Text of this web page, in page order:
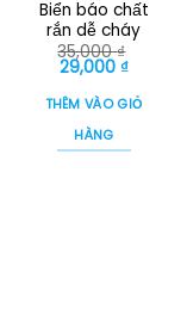
Biển báo chất
rắn dễ cháy
35,000₫
Giá
gốc
là:
35,000 ₫.
29,000 ₫Giá
tại
là:
THÊM VÀO GIỎ
HÀNG